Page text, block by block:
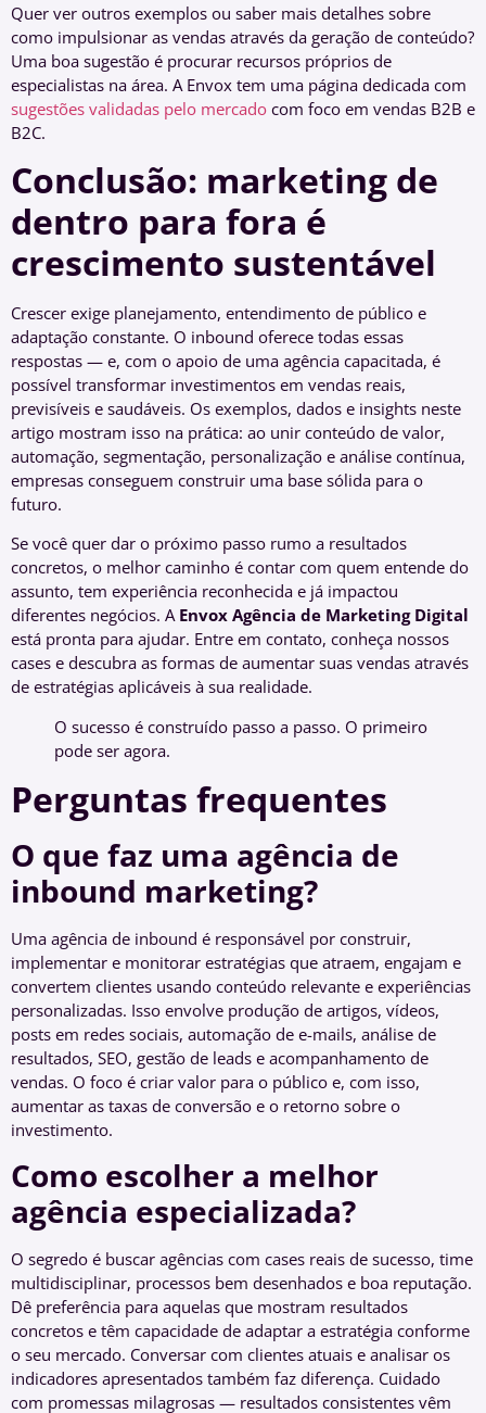
Quer ver outros exemplos ou saber mais detalhes sobre
como impulsionar as vendas através da geração de conteúdo?
Uma boa sugestão é procurar recursos próprios de
especialistas na área. A Envox tem uma página dedicada com
sugestões validadas pelo mercado com foco em vendas B2B e
B2C.
Conclusão: marketing de
dentro para fora é
crescimento sustentável
Crescer exige planejamento, entendimento de público e
adaptação constante. O inbound oferece todas essas
respostas — e, com o apoio de uma agência capacitada, é
possível transformar investimentos em vendas reais,
previsíveis e saudáveis. Os exemplos, dados e insights neste
artigo mostram isso na prática: ao unir conteúdo de valor,
automação, segmentação, personalização e análise contínua,
empresas conseguem construir uma base sólida para o
futuro.
Se você quer dar o próximo passo rumo a resultados
concretos, o melhor caminho é contar com quem entende do
assunto, tem experiência reconhecida e já impactou
diferentes negócios. A Envox Agência de Marketing Digital
está pronta para ajudar. Entre em contato, conheça nossos
cases e descubra as formas de aumentar suas vendas através
de estratégias aplicáveis à sua realidade.
O sucesso é construído passo a passo. O primeiro
pode ser agora.
Perguntas frequentes
O que faz uma agência de
inbound marketing?
Uma agência de inbound é responsável por construir,
implementar e monitorar estratégias que atraem, engajam e
convertem clientes usando conteúdo relevante e experiências
personalizadas. Isso envolve produção de artigos, vídeos,
posts em redes sociais, automação de e-mails, análise de
resultados, SEO, gestão de leads e acompanhamento de
vendas. O foco é criar valor para o público e, com isso,
aumentar as taxas de conversão e o retorno sobre o
investimento.
Como escolher a melhor
agência especializada?
O segredo é buscar agências com cases reais de sucesso, time
multidisciplinar, processos bem desenhados e boa reputação.
Dê preferência para aquelas que mostram resultados
concretos e têm capacidade de adaptar a estratégia conforme
o seu mercado. Conversar com clientes atuais e analisar os
indicadores apresentados também faz diferença. Cuidado
com promessas milagrosas — resultados consistentes vêm